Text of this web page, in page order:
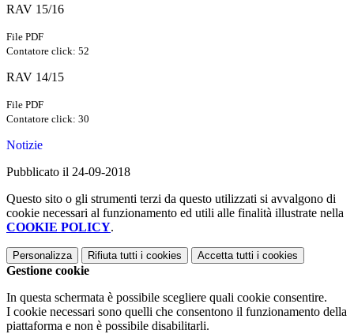
RAV 15/16
File PDF
Contatore click: 52
RAV 14/15
File PDF
Contatore click: 30
Notizie
Pubblicato il 24-09-2018
Questo sito o gli strumenti terzi da questo utilizzati si avvalgono di
cookie necessari al funzionamento ed utili alle finalità illustrate nella
COOKIE POLICY.
Personalizza Rifiuta tutti i cookies Accetta tutti i cookies
Gestione cookie
In questa schermata è possibile scegliere quali cookie consentire.
I cookie necessari sono quelli che consentono il funzionamento della
piattaforma e non è possibile disabilitarli.